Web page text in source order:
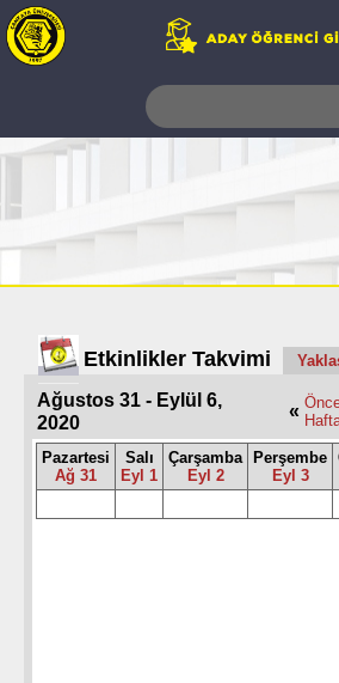
TELEFON
AÇILAN
UZAKTAN
EĞİTİM
KAMPÜSTE
YAŞAM
KÜTÜPHANE
PORTALI
Etkinlikler Takvimi
Ağustos 31 - Eylül 6,
2020
«
Pazartesi
Ağ 31
Salı
Eyl 1
Çarşamba
Eyl 2
Perşembe
Eyl 3